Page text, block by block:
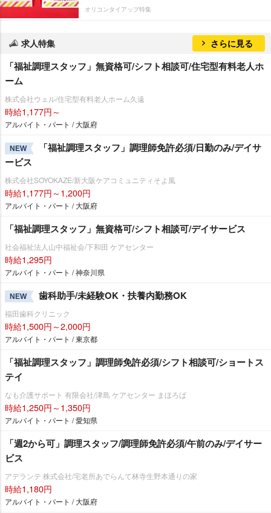
オリコンタイアップ特集
求人特集 さらに見る
「福祉調理スタッフ」無資格可/シフト相談可/住宅型有料老人ホ
ーム
株式会社ウェル/住宅型有料老人ホーム久遠
時給1,177円～
アルバイト・パート / 大阪府
NEW
「福祉調理スタッフ」調理師免許必須/日勤のみ/デイサ
ービス
株式会社SOYOKAZE/新大阪ケアコミュニティそよ風
時給1,177円～1,200円
アルバイト・パート / 大阪府
「福祉調理スタッフ」無資格可/シフト相談可/デイサービス
社会福祉法人山中福祉会/下和田 ケアセンター
時給1,295円
アルバイト・パート / 神奈川県
NEW 歯科助手/未経験OK・扶養内勤務OK
福田歯科クリニック
時給1,500円～2,000円
アルバイト・パート / 東京都
「福祉調理スタッフ」調理師免許必須/シフト相談可/ショートス
テイ
なも介護サポート 有限会社/津島 ケアセンター まほろば
時給1,250円～1,350円
アルバイト・パート / 愛知県
「週2から可」調理スタッフ/調理師免許必須/午前のみ/デイサー
ビス
アデランテ 株式会社/宅老所あでらんて林寺生野本通りの家
時給1,180円
アルバイト・パート / 大阪府